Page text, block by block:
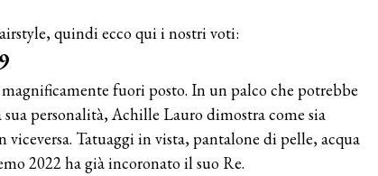
quindi ecco qui i nostri voti:
fuori posto. In un palco che potrebbe
sua personalità, Achille Lauro dimostra come sia
viceversa. Tatuaggi in vista, pantalone di pelle, acqua
2022 ha già incoronato il suo Re.